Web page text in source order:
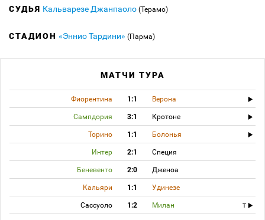
СУДЬЯ Кальварезе Джанпаоло (Терамо)
СТАДИОН «Эннио Тардини» (Парма)
МАТЧИ ТУРА
Фиорентина 1:1 Верона
Сампдория 3:1 Кротоне
Торино 1:1 Болонья
Интер 2:1 Специя
Беневенто 2:0 Дженоа
Кальяри 1:1 Удинезе
Сассуоло 1:2 Милан T